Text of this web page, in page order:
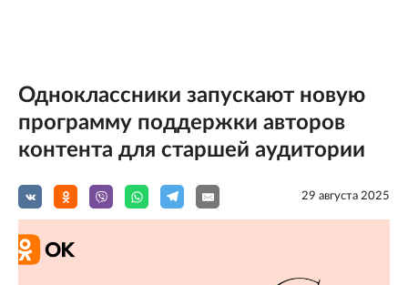
Одноклассники запускают новую
программу поддержки авторов
контента для старшей аудитории
29 августа 2025